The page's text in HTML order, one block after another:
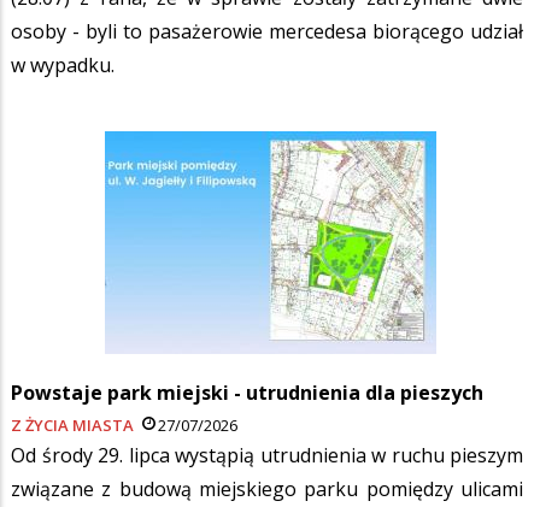
osoby - byli to pasażerowie mercedesa biorącego udział
w wypadku.
Powstaje park miejski - utrudnienia dla pieszych
Z ŻYCIA MIASTA 27/07/2026
Od środy 29. lipca wystąpią utrudnienia w ruchu pieszym
związane z budową miejskiego parku pomiędzy ulicami